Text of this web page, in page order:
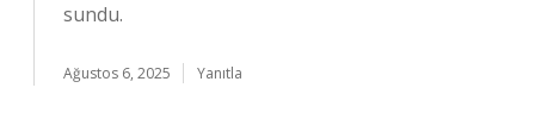
sundu.
Ağustos 6, 2025 Yanıtla